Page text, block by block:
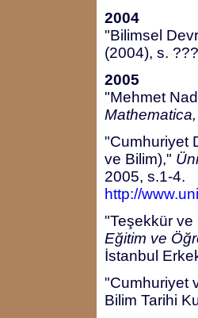
2004
"Bilimsel
(2004), s. ???
2005
"Mehmet
Mathematica,
"Cumhuriyet
ve Bilim),"
2005, s.1-4.
http://
"Teşekkür ve
Eğitim ve
İstanbul
"Cumhuriyet
Bilim Tarihi